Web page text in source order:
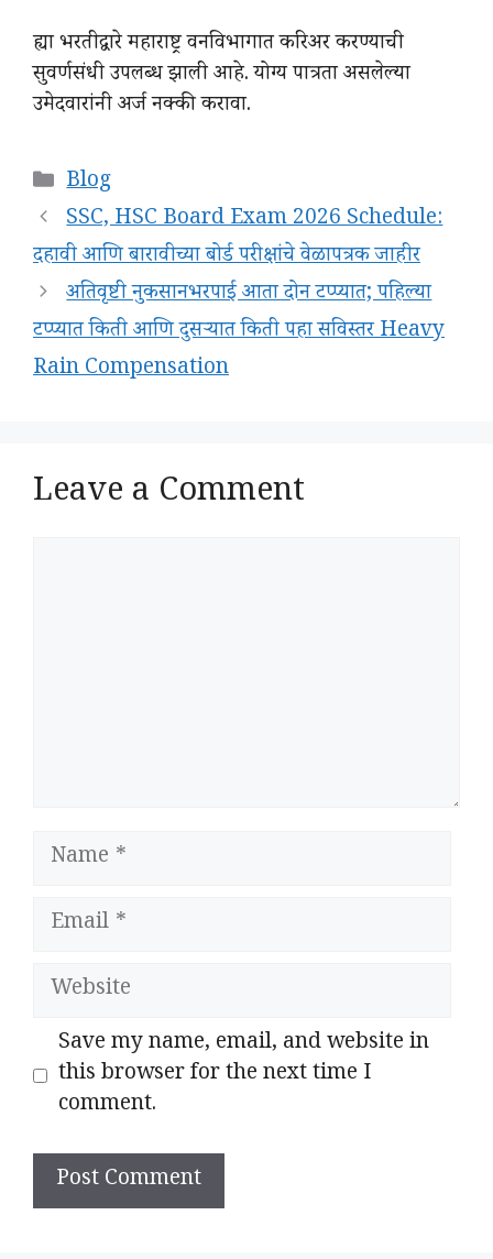
ह्या भरतीद्वारे महाराष्ट्र वनविभागात करिअर करण्याची
सुवर्णसंधी उपलब्ध झाली आहे. योग्य पात्रता असलेल्या
उमेदवारांनी अर्ज नक्की करावा.
Categories
Blog
SSC, HSC Board Exam 2026 Schedule:
दहावी आणि बारावीच्या बोर्ड परीक्षांचे वेळापत्रक जाहीर
अतिवृष्टी नुकसानभरपाई आता दोन टप्प्यात; पहिल्या
टप्प्यात किती आणि दुसऱ्यात किती पहा सविस्तर Heavy
Rain Compensation
Leave a Comment
Name
Email
Website
Save my name, email, and website in
this browser for the next time I
comment.